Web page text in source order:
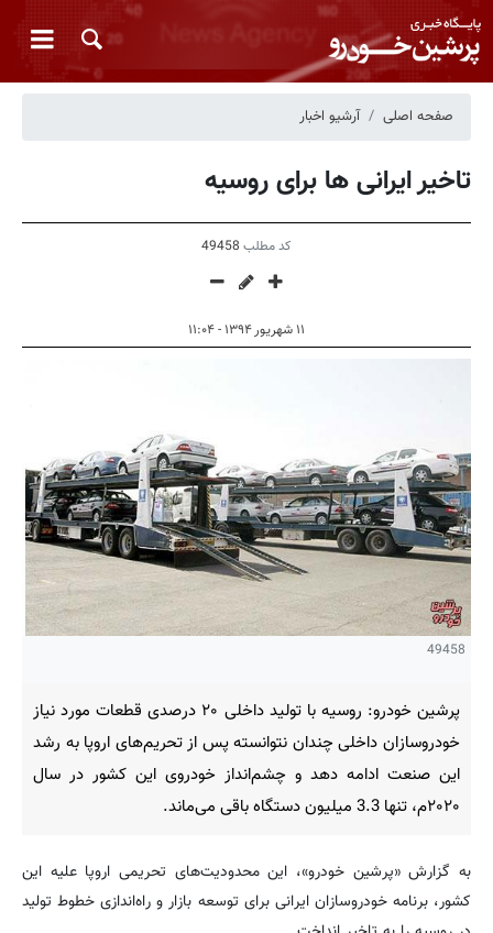
صفحه اصلی آرشیو اخبار
تاخیر ایرانی ها برای روسیه
کد مطلب 49458
۱۱ شهریور ۱۳۹۴ - ۱۱:۰۴
49458
پرشین خودرو: روسیه با تولید داخلی ۲۰ درصدی قطعات مورد نیاز
خودروسازان داخلی چندان نتوانسته پس از تحریم‌های اروپا به رشد
این صنعت ادامه دهد و چشم‌انداز خودروی این کشور در سال
۲۰۲۰م، تنها 3.3 میلیون دستگاه باقی می‌ماند.
به گزارش «پرشین خودرو»، این محدودیت‌های تحریمی اروپا علیه این
کشور، برنامه خودروسازان ایرانی برای توسعه بازار و راه‌اندازی خطوط تولید